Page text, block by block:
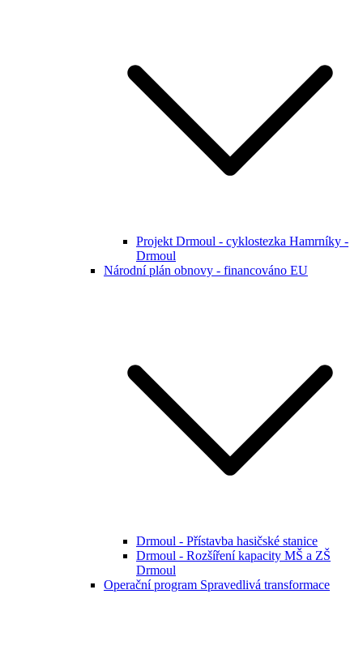
Projekt Drmoul - cyklostezka Hamrníky -
Drmoul
Národní plán obnovy - financováno EU
Drmoul - Přístavba hasičské stanice
Drmoul - Rozšíření kapacity MŠ a ZŠ
Drmoul
Operační program Spravedlivá transformace